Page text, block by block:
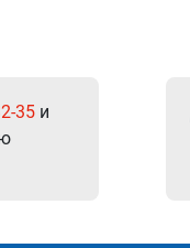
35 и